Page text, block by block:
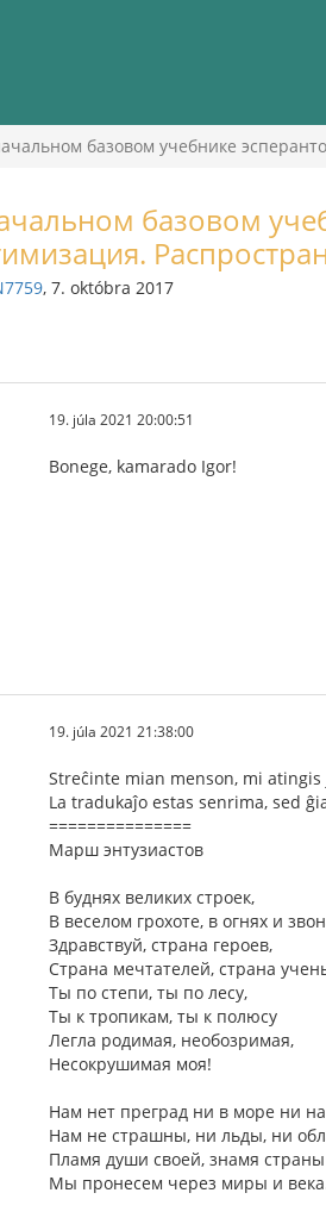
базовом учебнике
базовом
, 7. októbra 2017
19. júla 2021 20:00:51
Bonege, kamarado Igor!
19. júla 2021 21:38:00
Streĉinte mian menson, mi
La tradukaĵo estas senrima, sed
===============
Марш энтузиастов
В буднях великих строек,
В веселом грохоте, в огнях и
Здравствуй, страна героев,
Страна мечтателей, страна
Ты по степи, ты по лесу,
Ты к тропикам, ты к полюсу
Легла родимая, необозримая,
Несокрушимая моя!
Нам нет преград ни в море ни
Нам не страшны, ни льды, ни
Пламя души своей, знамя
Мы пронесем через миры и